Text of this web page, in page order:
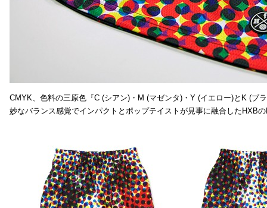
CMYK、色料の三原色『C (シアン)・M (マゼンタ)・Y (イエロー)とK (ブ
妙なバランス感覚でインパクトとポップテイストが見事に融合したHXB